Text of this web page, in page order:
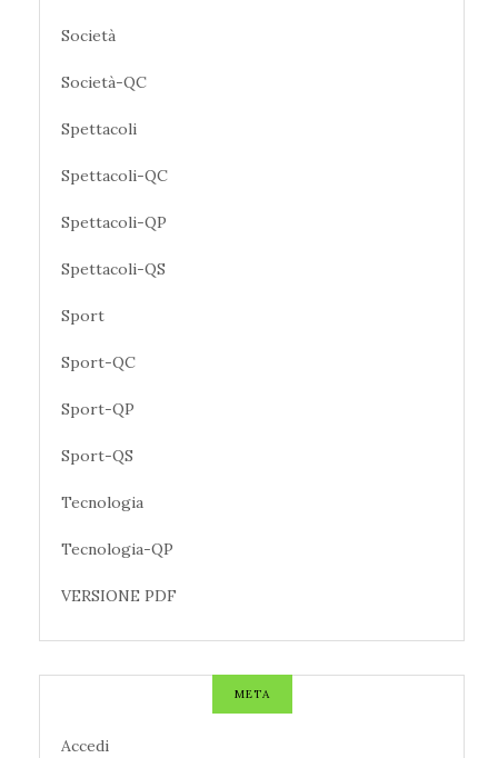
Società
Società-QC
Spettacoli
Spettacoli-QC
Spettacoli-QP
Spettacoli-QS
Sport
Sport-QC
Sport-QP
Sport-QS
Tecnologia
Tecnologia-QP
VERSIONE PDF
META
Accedi